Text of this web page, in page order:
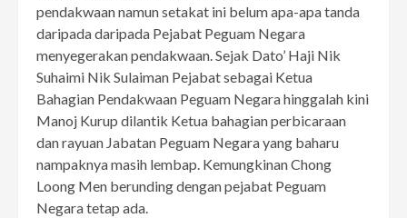
pendakwaan namun setakat ini belum apa-apa tanda
daripada daripada Pejabat Peguam Negara
menyegerakan pendakwaan. Sejak Dato’ Haji Nik
Suhaimi Nik Sulaiman Pejabat sebagai Ketua
Bahagian Pendakwaan Peguam Negara hinggalah kini
Manoj Kurup dilantik Ketua bahagian perbicaraan
dan rayuan Jabatan Peguam Negara yang baharu
nampaknya masih lembap. Kemungkinan Chong
Loong Men berunding dengan pejabat Peguam
Negara tetap ada.